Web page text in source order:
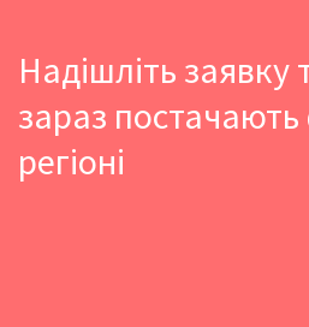
Надішліть заявку
зараз
регіоні